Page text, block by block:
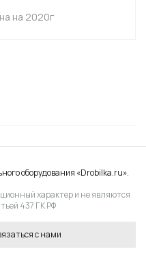
на 2020г
оборудования «Drobilka.ru».
характер и не являются
437 ГК РФ
с нами